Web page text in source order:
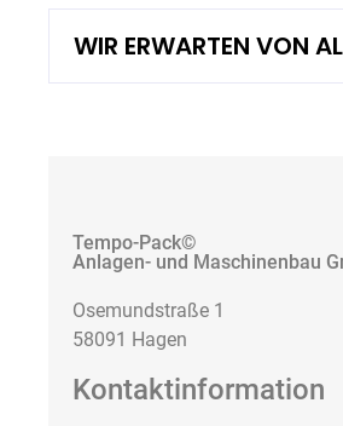
WIR ERWARTEN VON
Tempo-Pack©
Anlagen- und Maschinenbau
Osemundstraße 1
58091 Hagen
Kontaktinformation